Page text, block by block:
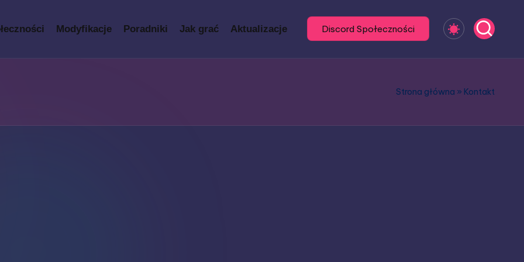
Modyfikacje Poradniki Jak grać Aktualizacje Discord Społeczności
Strona główna » Kontakt